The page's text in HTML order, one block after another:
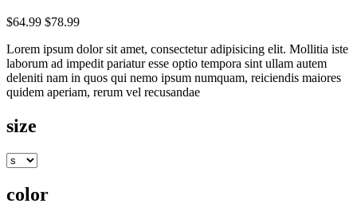
$64.99 $78.99
Lorem ipsum dolor sit amet, consectetur adipisicing elit. Mollitia iste
laborum ad impedit pariatur esse optio tempora sint ullam autem
deleniti nam in quos qui nemo ipsum numquam, reiciendis maiores
quidem aperiam, rerum vel recusandae
size
color